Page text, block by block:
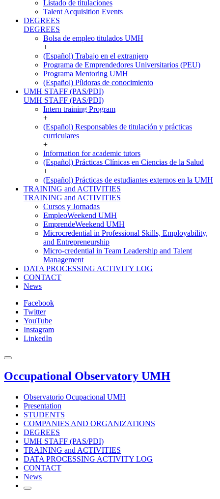
Listado de titulaciones
Talent Acquisition Events
DEGREES
DEGREES
Bolsa de empleo titulados UMH
+
(Español) Trabajo en el extranjero
Programa de Emprendedores Universitarios (PEU)
Programa Mentoring UMH
(Español) Píldoras de conocimiento
UMH STAFF (PAS/PDI)
UMH STAFF (PAS/PDI)
Intern training Program
+
(Español) Responsables de titulación y prácticas
curriculares
+
Information for academic tutors
(Español) Prácticas Clínicas en Ciencias de la Salud
+
(Español) Prácticas de estudiantes externos en la UMH
TRAINING and ACTIVITIES
TRAINING and ACTIVITIES
Cursos y Jornadas
EmpleoWeekend UMH
EmprendeWeekend UMH
Microcredential in Professional Skills, Employability,
and Entrepreneurship
Micro-credential in Team Leadership and Talent
Management
DATA PROCESSING ACTIVITY LOG
CONTACT
News
Facebook
Twitter
YouTube
Instagram
LinkedIn
Occupational Observatory UMH
Observatorio Ocupacional UMH
Presentation
STUDENTS
COMPANIES AND ORGANIZATIONS
DEGREES
UMH STAFF (PAS/PDI)
TRAINING and ACTIVITIES
DATA PROCESSING ACTIVITY LOG
CONTACT
News